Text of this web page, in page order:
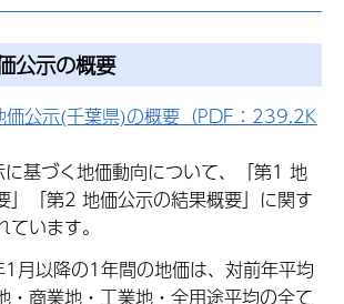
公示の概要
価公示(千葉県)の概要（PDF：239.2K
基づく地価動向について、「第1 地
」「第2 地価公示の結果概要」に関す
います。
月以降の1年間の地価は、対前年平均
・商業地・工業地・全用途平均の全て